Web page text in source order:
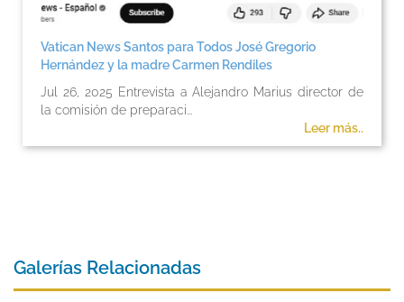
Vatican News Santos para Todos José Gregorio
Hernández y la madre Carmen Rendiles
Jul 26, 2025 Entrevista a Alejandro Marius director de
la comisión de preparaci...
Leer más..
Galerías Relacionadas